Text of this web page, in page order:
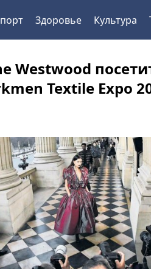
Здоровье Культура
Westwood
Textile Expo